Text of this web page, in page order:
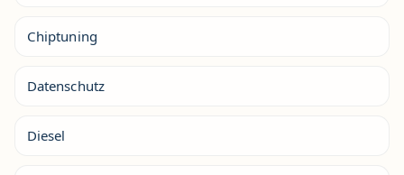
Chiptuning
Datenschutz
Diesel